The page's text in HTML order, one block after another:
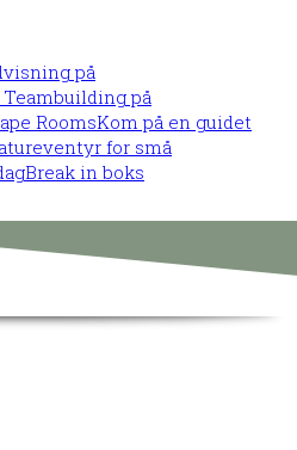
på
Teambuilding på
RoomsKom på en guidet
for små
Break in boks